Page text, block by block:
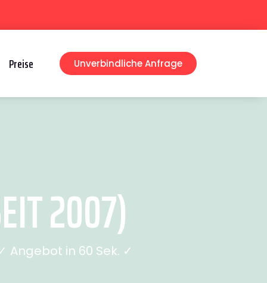
Preise Unverbindliche Anfrage
2007)
Angebot in 60 Sek. ✓